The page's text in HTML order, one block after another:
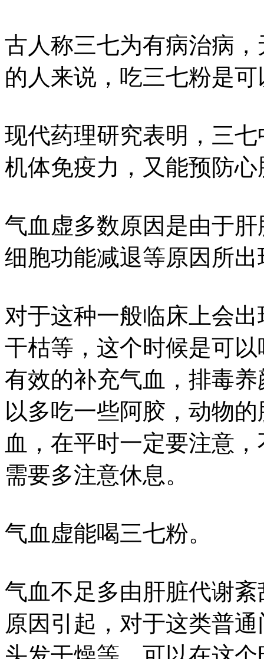
古人称三七为有病治病
的人来说，吃三七粉是
现代药理研究表明，三
机体免疫力，又能预防
气血虚多数原因是由于
细胞功能减退等原因所
对于这种一般临床上会
干枯等，这个时候是可
有效的补充气血，排毒
以多吃一些阿胶，动物
血，在平时一定要注意
需要多注意休息。
气血虚能喝三七粉。
气血不足多由肝脏代谢
原因引起，对于这类普